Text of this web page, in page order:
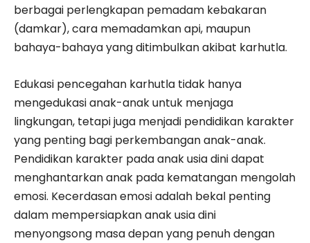
berbagai perlengkapan pemadam kebakaran
(damkar), cara memadamkan api, maupun
bahaya-bahaya yang ditimbulkan akibat karhutla.
Edukasi pencegahan karhutla tidak hanya
mengedukasi anak-anak untuk menjaga
lingkungan, tetapi juga menjadi pendidikan karakter
yang penting bagi perkembangan anak-anak.
Pendidikan karakter pada anak usia dini dapat
menghantarkan anak pada kematangan mengolah
emosi. Kecerdasan emosi adalah bekal penting
dalam mempersiapkan anak usia dini
menyongsong masa depan yang penuh dengan